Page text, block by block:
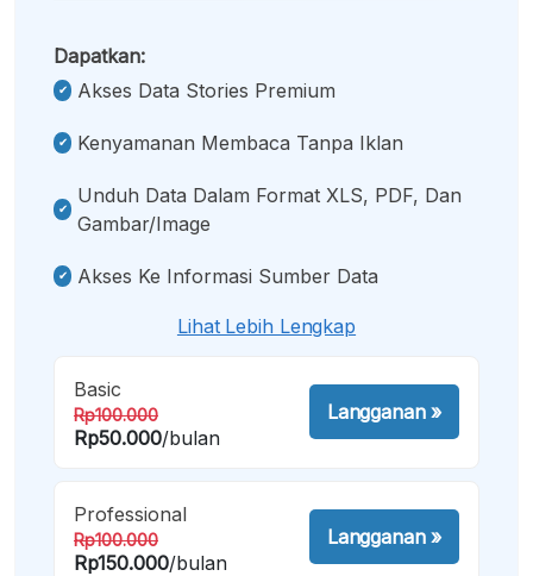
Dapatkan:
Akses Data Stories Premium
Kenyamanan Membaca Tanpa Iklan
Unduh Data Dalam Format XLS, PDF, Dan
Gambar/image
Akses Ke Informasi Sumber Data
Lihat Lebih Lengkap
Basic
Rp100.000
Rp50.000/bulan
Langganan»
Professional
Rp100.000
Rp150.000/bulan
Langganan»